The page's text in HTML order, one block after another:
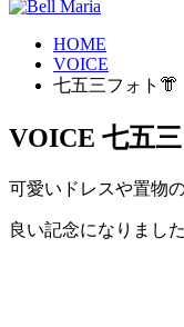
HOME
VOICE
七五三フォト👘
VOICE 七五
可愛いドレスや置物
良い記念になりまし